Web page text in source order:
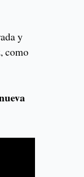
y
como